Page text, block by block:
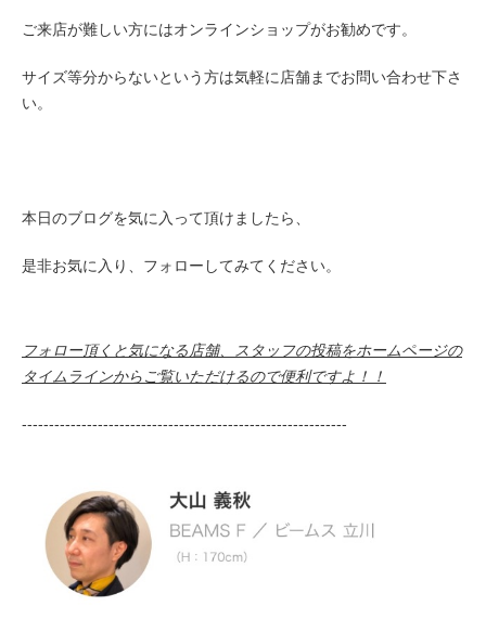
ご来店が難しい方にはオンラインショップがお勧めです。
サイズ等分からないという方は気軽に店舗までお問い合わせ下さ
い。
本日のブログを気に入って頂けましたら、
是非お気に入り、フォローしてみてください。
フォロー頂くと気になる店舗、スタッフの投稿をホームページの
タイムラインからご覧いただけるので便利ですよ！！
------------------------------------------------------------